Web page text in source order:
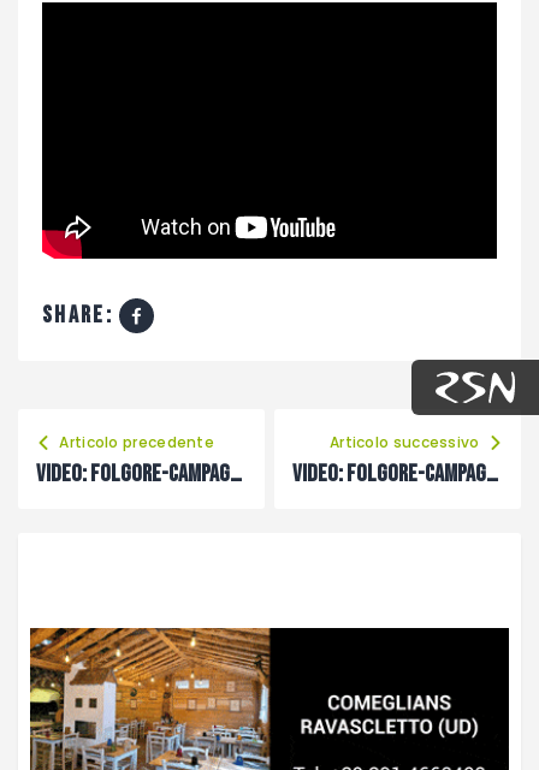
share:
Articolo precedente
VIDEO: Folgore-Campagnola, intervista a Simon Biasinutto
Articolo successivo
VIDEO: Folgore-Campagnola, intervista a Luca Liberale